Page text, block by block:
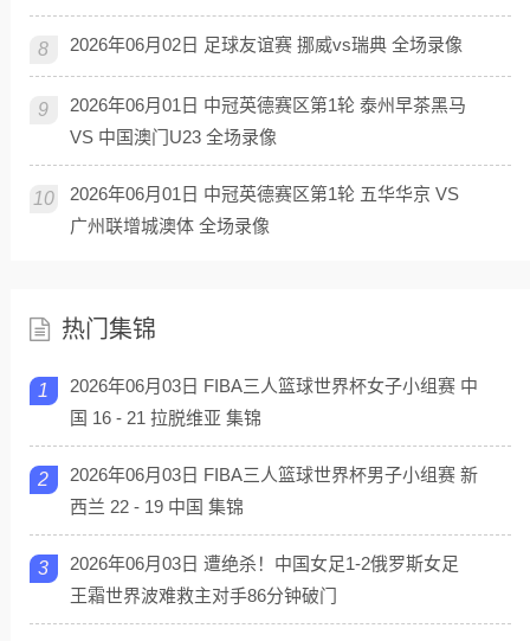
8 2026年06月02日 足球友谊赛 挪威vs瑞典 全场录像
9
2026年06月01日 中冠英德赛区第1轮 泰州早茶黑马
VS 中国澳门U23 全场录像
10
2026年06月01日 中冠英德赛区第1轮 五华华京 VS
广州联增城澳体 全场录像
热门集锦
1
2026年06月03日 FIBA三人篮球世界杯女子小组赛 中
国 16 - 21 拉脱维亚 集锦
2
2026年06月03日 FIBA三人篮球世界杯男子小组赛 新
西兰 22 - 19 中国 集锦
3
2026年06月03日 遭绝杀！中国女足1-2俄罗斯女足
王霜世界波难救主对手86分钟破门